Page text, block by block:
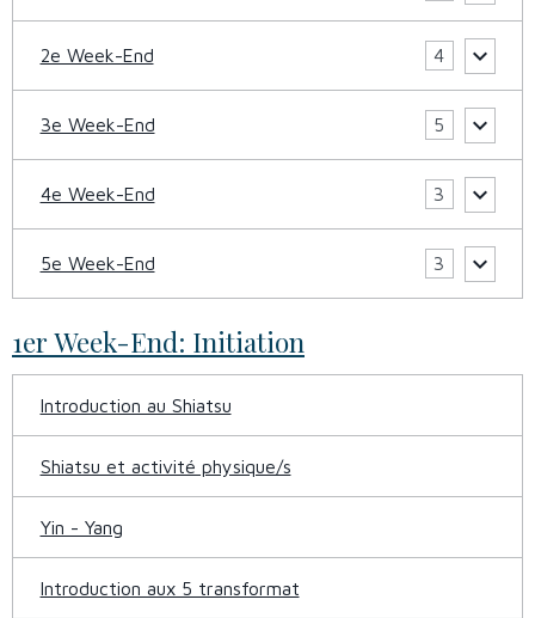
2e Week-End 4
3e Week-End 5
4e Week-End 3
5e Week-End 3
1er Week-End: Initiation
Introduction au Shiatsu
Shiatsu et activité physique/s
Yin - Yang
Introduction aux 5 transformat